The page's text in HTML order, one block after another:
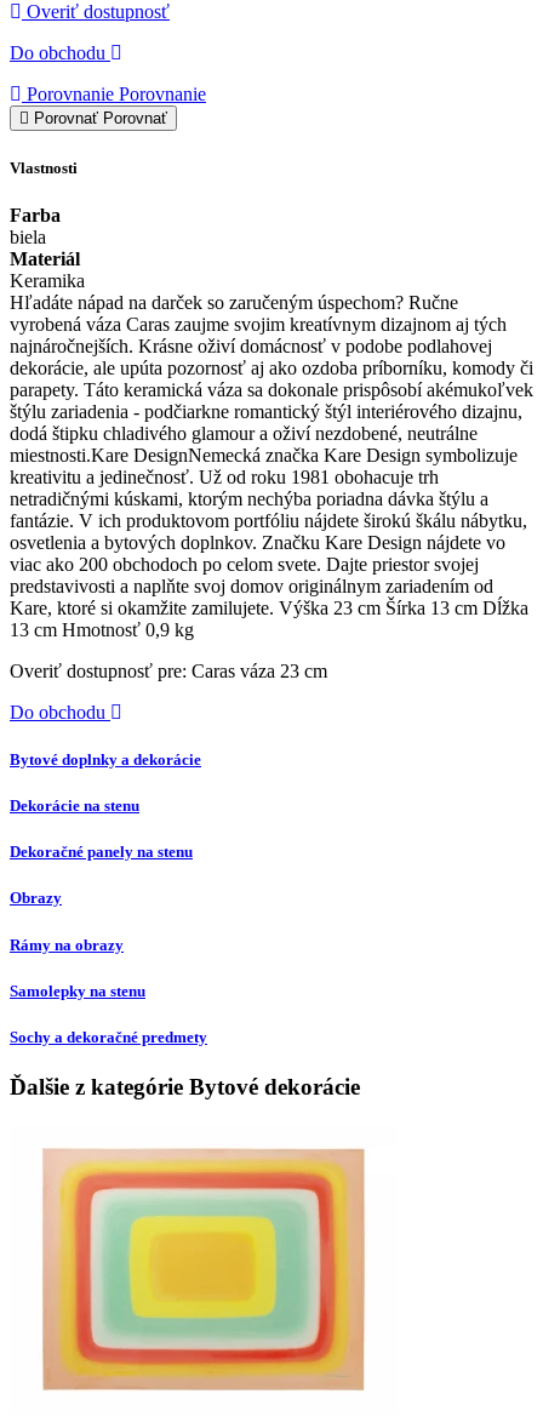
Overiť dostupnosť
Do obchodu
Porovnanie Porovnanie
Porovnať Porovnať
Vlastnosti
Farba
biela
Materiál
Keramika
Hľadáte nápad na darček so zaručeným úspechom? Ručne
vyrobená váza Caras zaujme svojim kreatívnym dizajnom aj tých
najnáročnejších. Krásne oživí domácnosť v podobe podlahovej
dekorácie, ale upúta pozornosť aj ako ozdoba príborníku, komody či
parapety. Táto keramická váza sa dokonale prispôsobí akémukoľvek
štýlu zariadenia - podčiarkne romantický štýl interiérového dizajnu,
dodá štipku chladivého glamour a oživí nezdobené, neutrálne
miestnosti.Kare DesignNemecká značka Kare Design symbolizuje
kreativitu a jedinečnosť. Už od roku 1981 obohacuje trh
netradičnými kúskami, ktorým nechýba poriadna dávka štýlu a
fantázie. V ich produktovom portfóliu nájdete širokú škálu nábytku,
osvetlenia a bytových doplnkov. Značku Kare Design nájdete vo
viac ako 200 obchodoch po celom svete. Dajte priestor svojej
predstavivosti a naplňte svoj domov originálnym zariadením od
Kare, ktoré si okamžite zamilujete. Výška 23 cm Šírka 13 cm Dĺžka
13 cm Hmotnosť 0,9 kg
Overiť dostupnosť pre: Caras váza 23 cm
Do obchodu
Bytové doplnky a dekorácie
Dekorácie na stenu
Dekoračné panely na stenu
Obrazy
Rámy na obrazy
Samolepky na stenu
Sochy a dekoračné predmety
Ďalšie z kategórie Bytové dekorácie